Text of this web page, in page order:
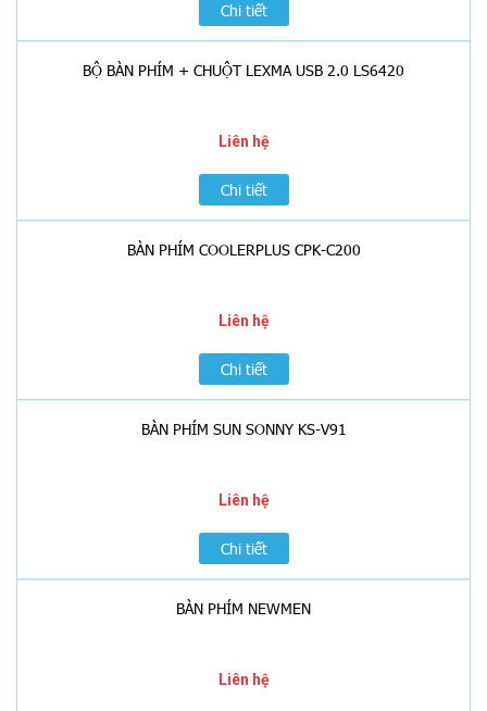
Chi tiết
BỘ BÀN PHÍM + CHUỘT LEXMA USB 2.0 LS6420
Liên hệ
Chi tiết
BÀN PHÍM COOLERPLUS CPK-C200
Liên hệ
Chi tiết
BÀN PHÍM SUN SONNY KS-V91
Liên hệ
Chi tiết
BÀN PHÍM NEWMEN
Liên hệ